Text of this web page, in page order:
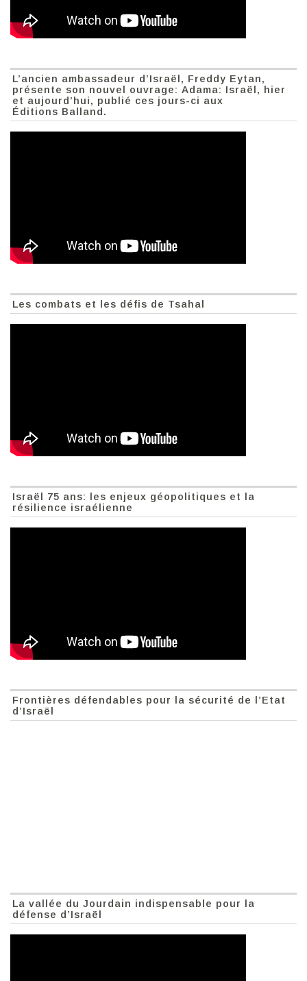
L’ancien ambassadeur d’Israël, Freddy Eytan,
présente son nouvel ouvrage: Adama: Israël, hier
et aujourd’hui, publié ces jours-ci aux
Éditions Balland.
Les combats et les défis de Tsahal
Israël 75 ans: les enjeux géopolitiques et la
résilience israélienne
Frontières défendables pour la sécurité de l’Etat
d’Israël
La vallée du Jourdain indispensable pour la
défense d’Israël